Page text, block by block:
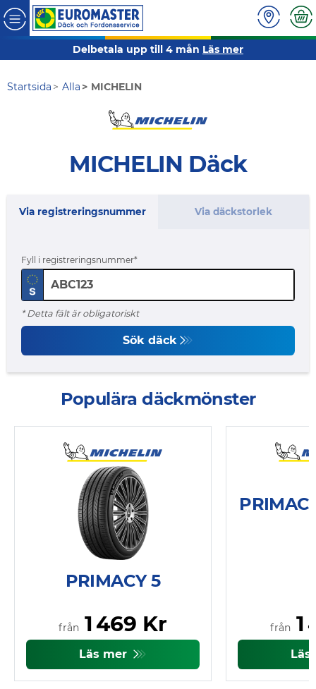
Delbetala upp till 4 mån Läs mer
Startsida Alla MICHELIN
MICHELIN Däck
Via registreringsnummer Via däckstorlek
Fyll i registreringsnummer
* Detta fält är obligatoriskt
Sök däck
Populära däckmönster
PRIMACY 5
från 1 469 Kr
Läs mer
från 1